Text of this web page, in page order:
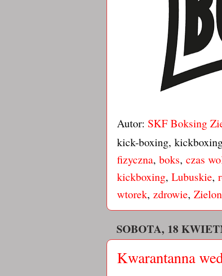
Autor: SKF Boksing
kick-boxing,
fizyczna, boks, czas
kickboxing, Lubuskie,
wtorek, zdrowie,
SOBOTA, 18
Kwarantanna